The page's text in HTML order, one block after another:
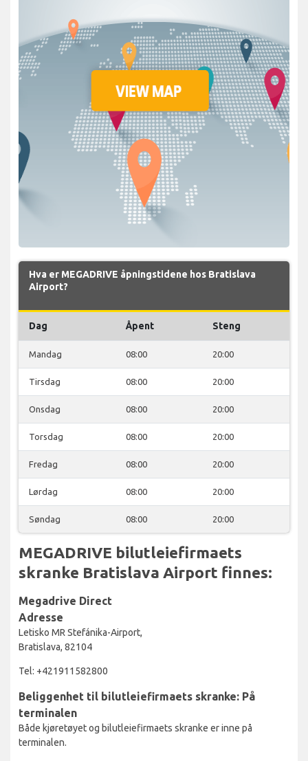
Hva er MEGADRIVE åpningstidene hos Bratislava
Airport?
Dag Åpent Steng
Mandag 08:00 20:00
Tirsdag 08:00 20:00
Onsdag 08:00 20:00
Torsdag 08:00 20:00
Fredag 08:00 20:00
Lørdag 08:00 20:00
Søndag 08:00 20:00
MEGADRIVE bilutleiefirmaets
skranke Bratislava Airport finnes:
Megadrive Direct
Adresse
Letisko MR Stefánika-Airport,
Bratislava, 82104
Tel: +421911582800
Beliggenhet til bilutleiefirmaets skranke: På
terminalen
Både kjøretøyet og bilutleiefirmaets skranke er inne på
terminalen.